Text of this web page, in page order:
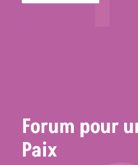
Forum pour
Paix